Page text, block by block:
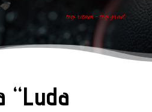
tvoj ritam - tvoj grad
“Luda